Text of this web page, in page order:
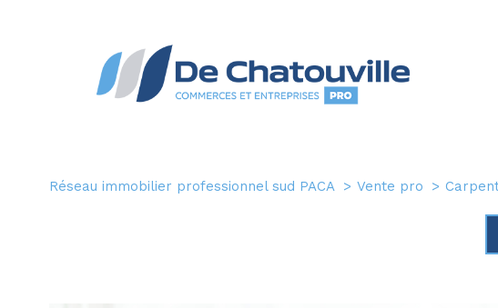
Réseau immobilier professionnel sud PACA Vente pro